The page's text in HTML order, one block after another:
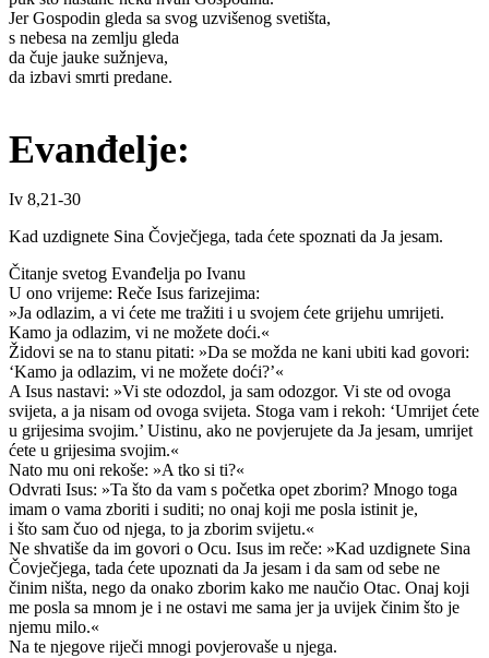
Jer Gospodin gleda sa svog uzvišenog svetišta,
s nebesa na zemlju gleda
da čuje jauke sužnjeva,
da izbavi smrti predane.
Evanđelje:
Iv 8,21-30
Kad uzdignete Sina Čovječjega, tada ćete spoznati da Ja jesam.
Čitanje svetog Evanđelja po Ivanu
U ono vrijeme: Reče Isus farizejima:
»Ja odlazim, a vi ćete me tražiti i u svojem ćete grijehu umrijeti.
Kamo ja odlazim, vi ne možete doći.«
Židovi se na to stanu pitati: »Da se možda ne kani ubiti kad govori:
‘Kamo ja odlazim, vi ne možete doći?’«
A Isus nastavi: »Vi ste odozdol, ja sam odozgor. Vi ste od ovoga
svijeta, a ja nisam od ovoga svijeta. Stoga vam i rekoh: ‘Umrijet ćete
u grijesima svojim.’ Uistinu, ako ne povjerujete da Ja jesam, umrijet
ćete u grijesima svojim.«
Nato mu oni rekoše: »A tko si ti?«
Odvrati Isus: »Ta što da vam s početka opet zborim? Mnogo toga
imam o vama zboriti i suditi; no onaj koji me posla istinit je,
i što sam čuo od njega, to ja zborim svijetu.«
Ne shvatiše da im govori o Ocu. Isus im reče: »Kad uzdignete Sina
Čovječjega, tada ćete upoznati da Ja jesam i da sam od sebe ne
činim ništa, nego da onako zborim kako me naučio Otac. Onaj koji
me posla sa mnom je i ne ostavi me sama jer ja uvijek činim što je
njemu milo.«
Na te njegove riječi mnogi povjerovaše u njega.